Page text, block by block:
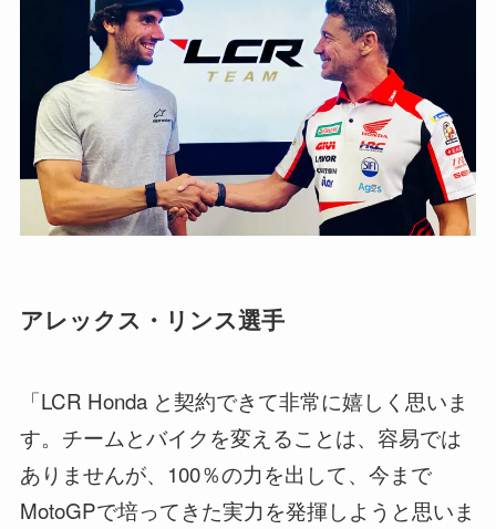
アレックス・リンス選手
「LCR Honda と契約できて非常に嬉しく思いま
す。チームとバイクを変えることは、容易では
ありませんが、100％の力を出して、今まで
MotoGPで培ってきた実力を発揮しようと思いま